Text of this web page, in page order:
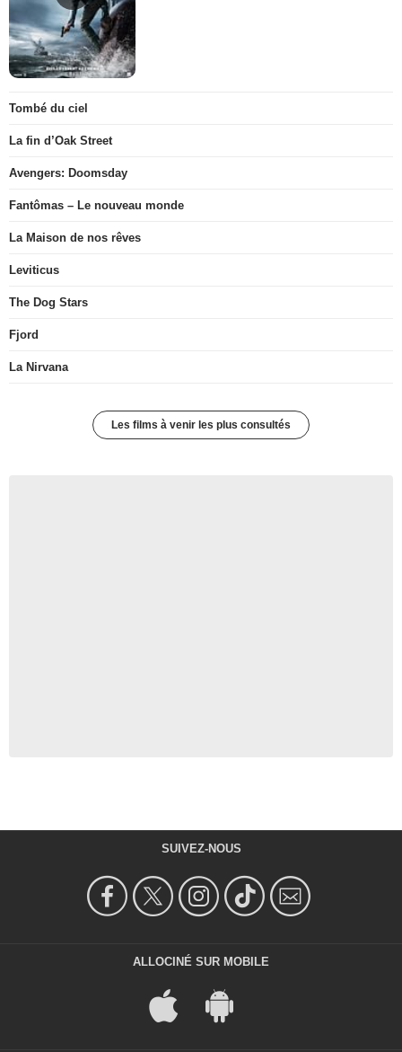
Tombé du ciel
La fin d’Oak Street
Avengers: Doomsday
Fantômas – Le nouveau monde
La Maison de nos rêves
Leviticus
The Dog Stars
Fjord
La Nirvana
Les films à venir les plus consultés
SUIVEZ-NOUS
ALLOCINÉ SUR MOBILE